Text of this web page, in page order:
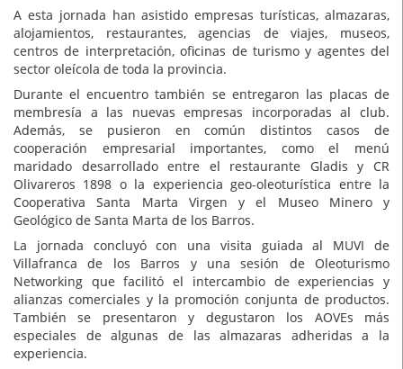
A esta jornada han asistido empresas turísticas, almazaras,
alojamientos, restaurantes, agencias de viajes, museos,
centros de interpretación, oficinas de turismo y agentes del
sector oleícola de toda la provincia.
Durante el encuentro también se entregaron las placas de
membresía a las nuevas empresas incorporadas al club.
Además, se pusieron en común distintos casos de
cooperación empresarial importantes, como el menú
maridado desarrollado entre el restaurante Gladis y CR
Olivareros 1898 o la experiencia geo-oleoturística entre la
Cooperativa Santa Marta Virgen y el Museo Minero y
Geológico de Santa Marta de los Barros.
La jornada concluyó con una visita guiada al MUVI de
Villafranca de los Barros y una sesión de Oleoturismo
Networking que facilitó el intercambio de experiencias y
alianzas comerciales y la promoción conjunta de productos.
También se presentaron y degustaron los AOVEs más
especiales de algunas de las almazaras adheridas a la
experiencia.